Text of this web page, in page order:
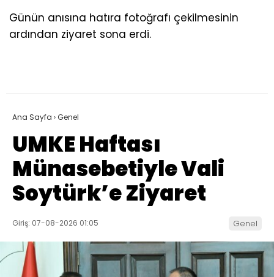
Günün anısına hatıra fotoğrafı çekilmesinin
ardından ziyaret sona erdi.
Ana Sayfa ›Genel
UMKE Haftası
Münasebetiyle Vali
Soytürk’e Ziyaret
Giriş: 07-08-2026 01:05 Genel